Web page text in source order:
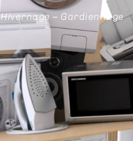
Hivernage – Gardiennage